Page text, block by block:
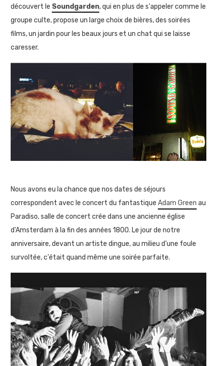
découvert le Soundgarden, qui en plus de s'appeler comme le
groupe culte, propose un large choix de bières, des soirées
films, un jardin pour les beaux jours et un chat qui se laisse
caresser.
Nous avons eu la chance que nos dates de séjours
correspondent avec le concert du fantastiqueAdam Green au
Paradiso, salle de concert crée dans une ancienne église
d'Amsterdam à la fin des années 1800. Le jour de notre
anniversaire, devant un artiste dingue, au milieu d'une foule
survoltée, c'était quand même une soirée parfaite.